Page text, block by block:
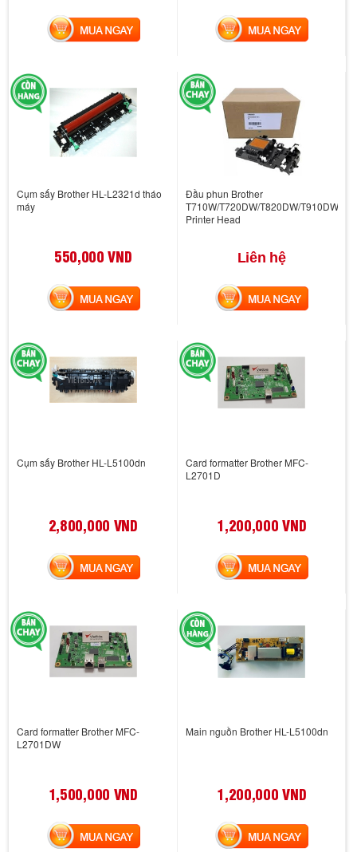
MUA NGAY MUA NGAY
Cụm sấy Brother HL-L2321d tháo
máy
550,000 VND
MUA NGAY
Đầu phun Brother
T710W/T720DW/T820DW/T910DW/
Printer Head
Liên hệ
MUA NGAY
Cụm sấy Brother HL-L5100dn
2,800,000 VND
MUA NGAY
Card formatter Brother MFC-
L2701D
1,200,000 VND
MUA NGAY
Card formatter Brother MFC-
L2701DW
1,500,000 VND
MUA NGAY
Main nguồn Brother HL-L5100dn
1,200,000 VND
MUA NGAY